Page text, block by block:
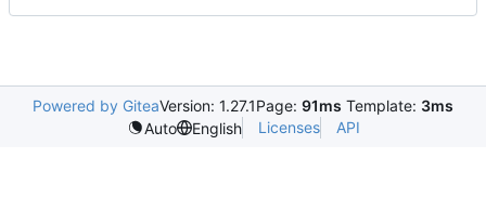
Powered by GiteaVersion: 1.27.1Page: 91ms Template: 3ms
Auto
English Licenses API